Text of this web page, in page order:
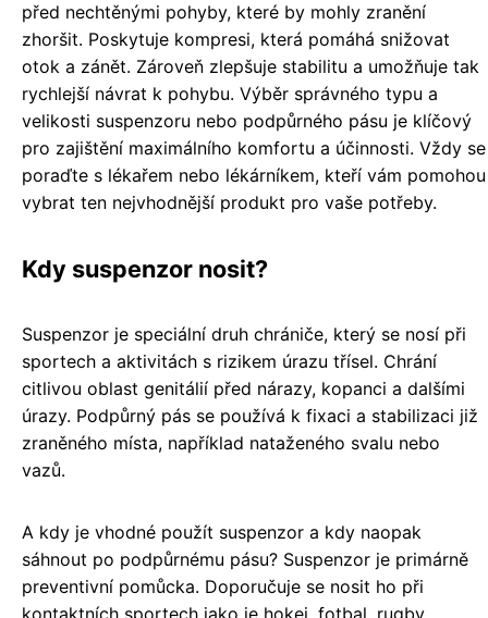
před nechtěnými pohyby, které by mohly zranění
zhoršit. Poskytuje kompresi, která pomáhá snižovat
otok a zánět. Zároveň zlepšuje stabilitu a umožňuje tak
rychlejší návrat k pohybu. Výběr správného typu a
velikosti suspenzoru nebo podpůrného pásu je klíčový
pro zajištění maximálního komfortu a účinnosti. Vždy se
poraďte s lékařem nebo lékárníkem, kteří vám pomohou
vybrat ten nejvhodnější produkt pro vaše potřeby.
Kdy suspenzor nosit?
Suspenzor je speciální druh chrániče, který se nosí při
sportech a aktivitách s rizikem úrazu třísel. Chrání
citlivou oblast genitálií před nárazy, kopanci a dalšími
úrazy. Podpůrný pás se používá k fixaci a stabilizaci již
zraněného místa, například nataženého svalu nebo
vazů.
A kdy je vhodné použít suspenzor a kdy naopak
sáhnout po podpůrnému pásu? Suspenzor je primárně
preventivní pomůcka. Doporučuje se nosit ho při
kontaktních sportech jako je hokej, fotbal, rugby,